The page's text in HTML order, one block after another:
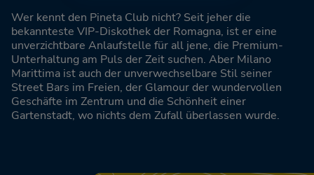
Wer kennt den Pineta Club nicht? Seit jeher die
bekannteste VIP-Diskothek der Romagna, ist er eine
unverzichtbare Anlaufstelle für all jene, die Premium-
Unterhaltung am Puls der Zeit suchen. Aber Milano
Marittima ist auch der unverwechselbare Stil seiner
Street Bars im Freien, der Glamour der wundervollen
Geschäfte im Zentrum und die Schönheit einer
Gartenstadt, wo nichts dem Zufall überlassen wurde.